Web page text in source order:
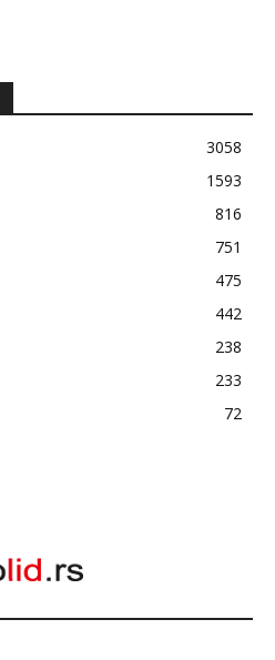
3058
1593
816
751
475
442
238
233
72